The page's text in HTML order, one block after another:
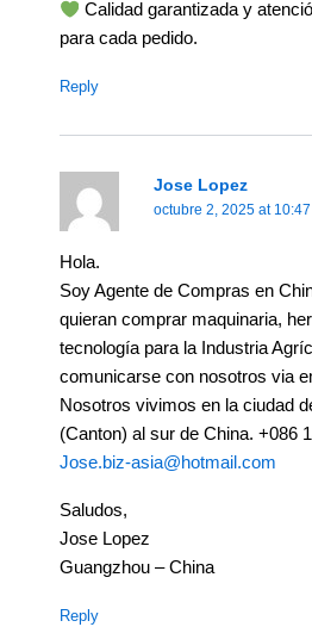
Calidad garantizada y
para cada pedido.
Reply
Jose Lopez
octubre 2, 2025 at
Hola.
Soy Agente de Compras en
quieran comprar maquinaria,
tecnología para la Industria
comunicarse con nosotros via
Nosotros vivimos en la ciudad
(Canton) al sur de China. +086
Jose.biz-asia@hotmail.com
Saludos,
Jose Lopez
Guangzhou – China
Reply